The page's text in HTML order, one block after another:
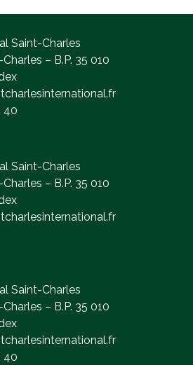
Saint-Charles
– B.P. 35 010
40
Saint-Charles
– B.P. 35 010
Saint-Charles
– B.P. 35 010
40